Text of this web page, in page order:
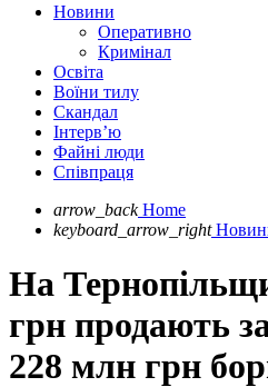
Новини
Оперативно
Кримінал
Освіта
Воїни тилу
Скандал
Інтерв’ю
Файні люди
Співпраця
arrow_back Home
keyboard_arrow_right
На
грн продають
228 млн грн